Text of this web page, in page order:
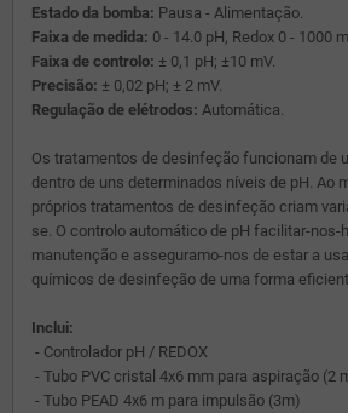
Estado da bomba: Pausa - Alimentação.
Faixa de medida: 0 - 14.0 pH, Redox 0 - 1000
Faixa de controlo: ± 0,1 pH; ±10 mV.
Precisão: ± 0,02 pH; ± 2 mV.
Regulação de elétrodos: Automática.
Os tratamentos de desinfeção funcionam de
dentro de uns determinados níveis de pH. Ao
próprios tratamentos de desinfeção criam
se. O controlo automático de pH facilitar-nos-
manutenção e asseguramo-nos de estar a
químicos de desinfeção de uma forma
Inclui:
- Controlador pH / REDOX
- Tubo PVC cristal 4x6 mm para aspiração (2
- Tubo PEAD 4x6 m para impulsão (3m)